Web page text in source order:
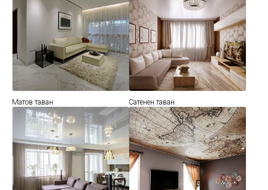
Матов таван Сатенен таван